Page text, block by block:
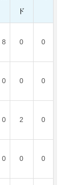
ド
8 0 0
0 0 0
0 2 0
0 0 0